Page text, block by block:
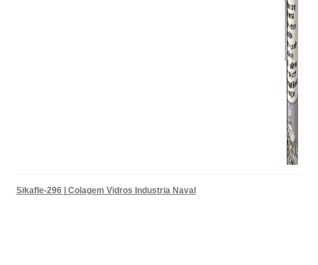
Sikafle-296 | Colagem Vidros Industria Naval